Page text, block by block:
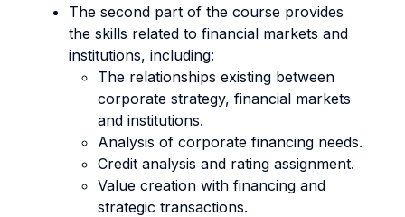
The second part of the course provides
the skills related to financial markets and
institutions, including:
The relationships existing between
corporate strategy, financial markets
and institutions.
Analysis of corporate financing needs.
Credit analysis and rating assignment.
Value creation with financing and
strategic transactions.